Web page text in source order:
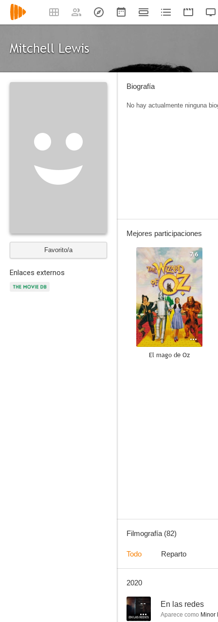
Mitchell Lewis
Favorito/a
Enlaces externos
Biografía
No hay actualmente ninguna
Mejores participaciones
7.6
El mago de Oz
5.5
Filmografía (82)
Todo Reparto
2020
-- En las redes
Aparece como Minor